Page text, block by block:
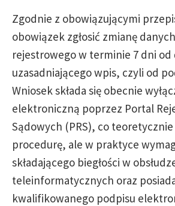
Zgodnie z obowiązującymi
obowiązek zgłosić zmianę
rejestrowego w terminie 7 dni od
uzasadniającego wpis, czyli od
Wniosek składa się obecnie
elektroniczną poprzez Portal
Sądowych (PRS), co
procedurę, ale w praktyce
składającego biegłości w
teleinformatycznych oraz
kwalifikowanego podpisu